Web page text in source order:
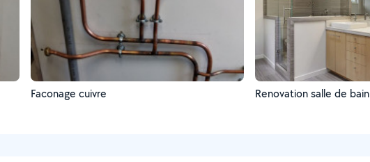
Faconage cuivre Renovation salle de bain